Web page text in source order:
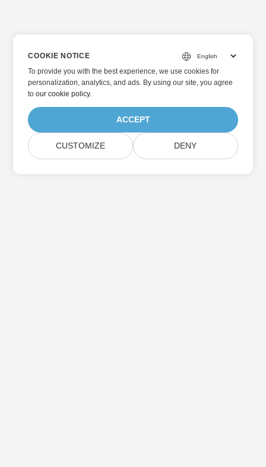
COOKIE NOTICE
To provide you with the best experience, we use cookies for
personalization, analytics, and ads. By using our site, you agree
toour cookie policy.
ACCEPT
CUSTOMIZE DENY